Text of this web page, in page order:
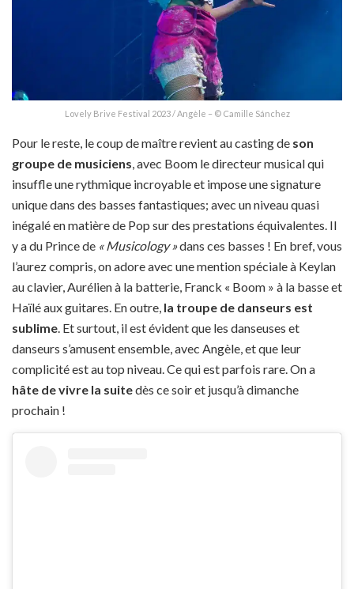
Lovely Brive Festival 2023 / Angèle – © Camille Sánchez
Pour le reste, le coup de maître revient au casting de son
groupe de musiciens , avec Boom le directeur musical qui
insuffle une rythmique incroyable et impose une signature
unique dans des basses fantastiques; avec un niveau quasi
inégalé en matière de Pop sur des prestations équivalentes. Il
y a du Prince de « Musicology »dans ces basses ! En bref, vous
l’aurez compris, on adore avec une mention spéciale à Keylan
au clavier, Aurélien à la batterie, Franck « Boom » à la basse et
Haïlé aux guitares. En outre, la troupe de danseurs est
sublime . Et surtout, il est évident que les danseuses et
danseurs s’amusent ensemble, avec Angèle, et que leur
complicité est au top niveau. Ce qui est parfois rare. On a
hâte de vivre la suitedès ce soir et jusqu’à dimanche
prochain !